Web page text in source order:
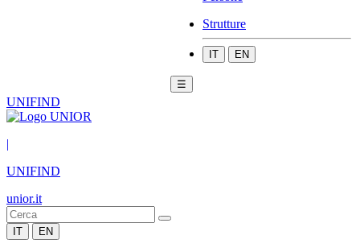
Strutture
IT EN
☰
UNIFIND
|
UNIFIND
unior.it
IT EN